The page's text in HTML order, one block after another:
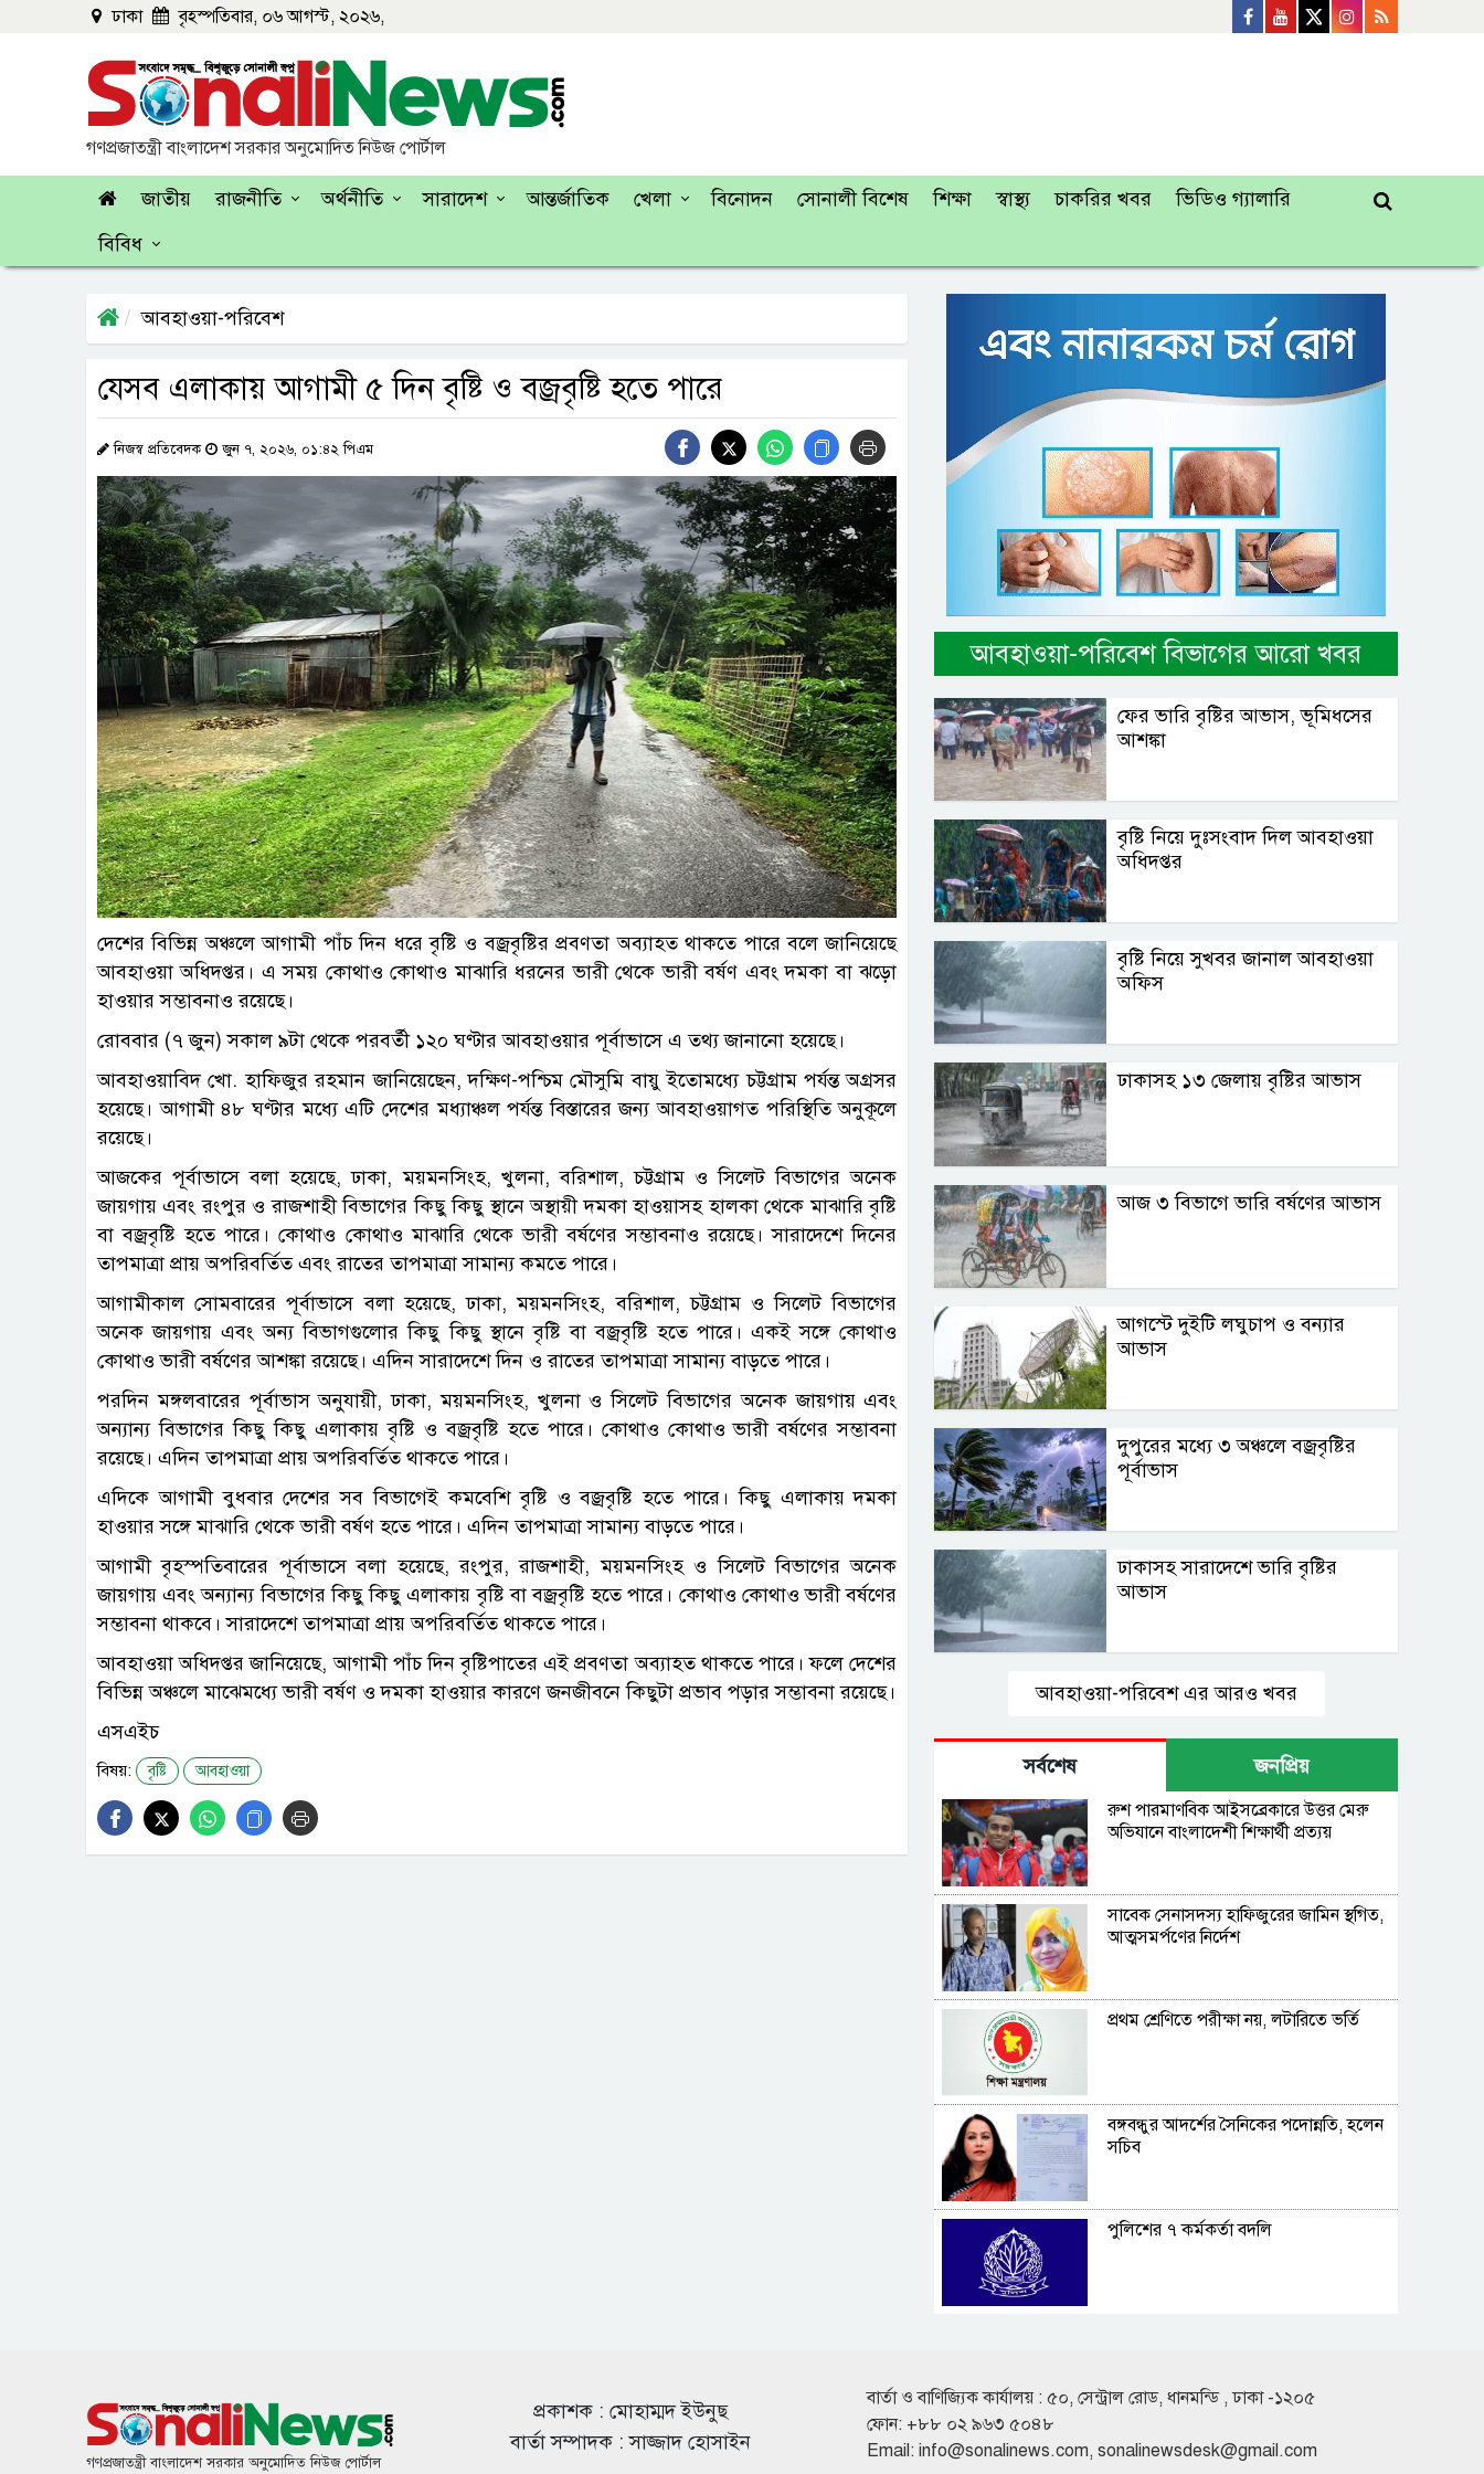
ঢাকা বৃহস্পতিবার, ০৬ আগস্ট, ২০২৬,
গণপ্রজাতন্ত্রী বাংলাদেশ সরকার অনুমোদিত নিউজ পোর্টাল
জাতীয় রাজনীতি অর্থনীতি সারাদেশ আন্তর্জাতিক খেলা বিনোদন সোনালী বিশেষ শিক্ষা স্বাস্থ্য চাকরির খবর
ভিডিও গ্যালারি
বিবিধ
আবহাওয়া-পরিবেশ
যেসব এলাকায় আগামী ৫ দিন বৃষ্টি ও বজ্রবৃষ্টি হতে পারে
নিজস্ব প্রতিবেদক জুন ৭, ২০২৬, ০১:৪২ পিএম
ফাইল ছবি
দেশের বিভিন্ন অঞ্চলে আগামী পাঁচ দিন ধরে বৃষ্টি ও বজ্রবৃষ্টির প্রবণতা অব্যাহত থাকতে পারে বলে জানিয়েছে
আবহাওয়া অধিদপ্তর। এ সময় কোথাও কোথাও মাঝারি ধরনের ভারী থেকে ভারী বর্ষণ এবং দমকা বা ঝড়ো
হাওয়ার সম্ভাবনাও রয়েছে।
রোববার (৭ জুন) সকাল ৯টা থেকে পরবর্তী ১২০ ঘণ্টার আবহাওয়ার পূর্বাভাসে এ তথ্য জানানো হয়েছে।
আবহাওয়াবিদ খো. হাফিজুর রহমান জানিয়েছেন, দক্ষিণ-পশ্চিম মৌসুমি বায়ু ইতোমধ্যে চট্টগ্রাম পর্যন্ত অগ্রসর
হয়েছে। আগামী ৪৮ ঘণ্টার মধ্যে এটি দেশের মধ্যাঞ্চল পর্যন্ত বিস্তারের জন্য আবহাওয়াগত পরিস্থিতি অনুকূলে
রয়েছে।
আজকের পূর্বাভাসে বলা হয়েছে, ঢাকা, ময়মনসিংহ, খুলনা, বরিশাল, চট্টগ্রাম ও সিলেট বিভাগের অনেক
জায়গায় এবং রংপুর ও রাজশাহী বিভাগের কিছু কিছু স্থানে অস্থায়ী দমকা হাওয়াসহ হালকা থেকে মাঝারি বৃষ্টি
বা বজ্রবৃষ্টি হতে পারে। কোথাও কোথাও মাঝারি থেকে ভারী বর্ষণের সম্ভাবনাও রয়েছে। সারাদেশে দিনের
তাপমাত্রা প্রায় অপরিবর্তিত এবং রাতের তাপমাত্রা সামান্য কমতে পারে।
আগামীকাল সোমবারের পূর্বাভাসে বলা হয়েছে, ঢাকা, ময়মনসিংহ, বরিশাল, চট্টগ্রাম ও সিলেট বিভাগের
অনেক জায়গায় এবং অন্য বিভাগগুলোর কিছু কিছু স্থানে বৃষ্টি বা বজ্রবৃষ্টি হতে পারে। একই সঙ্গে কোথাও
কোথাও ভারী বর্ষণের আশঙ্কা রয়েছে। এদিন সারাদেশে দিন ও রাতের তাপমাত্রা সামান্য বাড়তে পারে।
পরদিন মঙ্গলবারের পূর্বাভাস অনুযায়ী, ঢাকা, ময়মনসিংহ, খুলনা ও সিলেট বিভাগের অনেক জায়গায় এবং
অন্যান্য বিভাগের কিছু কিছু এলাকায় বৃষ্টি ও বজ্রবৃষ্টি হতে পারে। কোথাও কোথাও ভারী বর্ষণের সম্ভাবনা
রয়েছে। এদিন তাপমাত্রা প্রায় অপরিবর্তিত থাকতে পারে।
এদিকে আগামী বুধবার দেশের সব বিভাগেই কমবেশি বৃষ্টি ও বজ্রবৃষ্টি হতে পারে। কিছু এলাকায় দমকা
হাওয়ার সঙ্গে মাঝারি থেকে ভারী বর্ষণ হতে পারে। এদিন তাপমাত্রা সামান্য বাড়তে পারে।
আগামী বৃহস্পতিবারের পূর্বাভাসে বলা হয়েছে, রংপুর, রাজশাহী, ময়মনসিংহ ও সিলেট বিভাগের অনেক
জায়গায় এবং অন্যান্য বিভাগের কিছু কিছু এলাকায় বৃষ্টি বা বজ্রবৃষ্টি হতে পারে। কোথাও কোথাও ভারী বর্ষণের
সম্ভাবনা থাকবে। সারাদেশে তাপমাত্রা প্রায় অপরিবর্তিত থাকতে পারে।
আবহাওয়া অধিদপ্তর জানিয়েছে, আগামী পাঁচ দিন বৃষ্টিপাতের এই প্রবণতা অব্যাহত থাকতে পারে। ফলে দেশের
বিভিন্ন অঞ্চলে মাঝেমধ্যে ভারী বর্ষণ ও দমকা হাওয়ার কারণে জনজীবনে কিছুটা প্রভাব পড়ার সম্ভাবনা রয়েছে।
এসএইচ
বিষয়: বৃষ্টি আবহাওয়া
আবহাওয়া-পরিবেশ বিভাগের আরো খবর
ফের ভারি বৃষ্টির আভাস, ভূমিধসের
আশঙ্কা
বৃষ্টি নিয়ে দুঃসংবাদ দিল আবহাওয়া
অধিদপ্তর
বৃষ্টি নিয়ে সুখবর জানাল আবহাওয়া
অফিস
ঢাকাসহ ১৩ জেলায় বৃষ্টির আভাস
আজ ৩ বিভাগে ভারি বর্ষণের আভাস
আগস্টে দুইটি লঘুচাপ ও বন্যার
আভাস
দুপুরের মধ্যে ৩ অঞ্চলে বজ্রবৃষ্টির
পূর্বাভাস
ঢাকাসহ সারাদেশে ভারি বৃষ্টির
আভাস
আবহাওয়া-পরিবেশ এর আরও খবর
সর্বশেষ জনপ্রিয়
রুশ পারমাণবিক আইসব্রেকারে উত্তর মেরু
অভিযানে বাংলাদেশী শিক্ষার্থী প্রত্যয়
সাবেক সেনাসদস্য হাফিজুরের জামিন স্থগিত,
আত্মসমর্পণের নির্দেশ
প্রথম শ্রেণিতে পরীক্ষা নয়, লটারিতে ভর্তি
বঙ্গবন্ধুর আদর্শের সৈনিকের পদোন্নতি, হলেন
সচিব
পুলিশের ৭ কর্মকর্তা বদলি
শাহ্জালাল ইসলামী ব্যাংকের সাথে পদ্মা
ডায়াগনস্টিক সেন্টারের চুক্তি স্বাক্ষর
গণপ্রজাতন্ত্রী বাংলাদেশ সরকার অনুমোদিত নিউজ পোর্টাল
প্রকাশক : মোহাম্মদ ইউনুছ
বার্তা সম্পাদক : সাজ্জাদ হোসাইন
বার্তা ও বাণিজ্যিক কার্যালয় : ৫০, সেন্ট্রাল রোড, ধানমন্ডি , ঢাকা -১২০৫
ফোন: +৮৮ ০২ ৯৬৩ ৫০৪৮
Email: info@sonalinews.com, sonalinewsdesk@gmail.com